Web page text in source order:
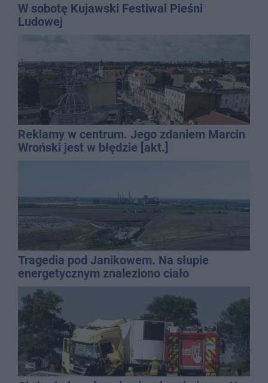
W sobotę Kujawski Festiwal Pieśni
Ludowej
Reklamy w centrum. Jego zdaniem Marcin
Wroński jest w błędzie [akt.]
Tragedia pod Janikowem. Na słupie
energetycznym znaleziono ciało
mężczyzny